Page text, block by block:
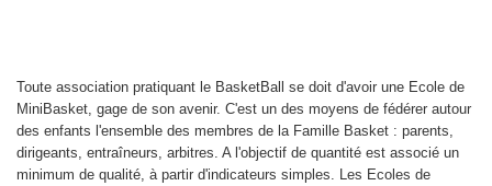
Toute association pratiquant le BasketBall se doit d'avoir une Ecole de
MiniBasket, gage de son avenir. C'est un des moyens de fédérer autour
des enfants l'ensemble des membres de la Famille Basket : parents,
dirigeants, entraîneurs, arbitres. A l'objectif de quantité est associé un
minimum de qualité, à partir d'indicateurs simples. Les Ecoles de